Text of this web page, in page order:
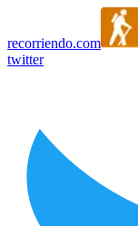
recorriendo.com
twitter